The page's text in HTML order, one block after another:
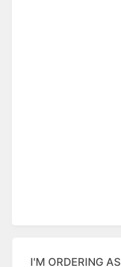
I'M ORDERING AS